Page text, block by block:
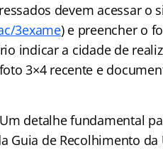
devem acessar o
3exame) e preencher o
indicar a cidade de
3×4 recente e
detalhe fundamental
de Recolhimento da